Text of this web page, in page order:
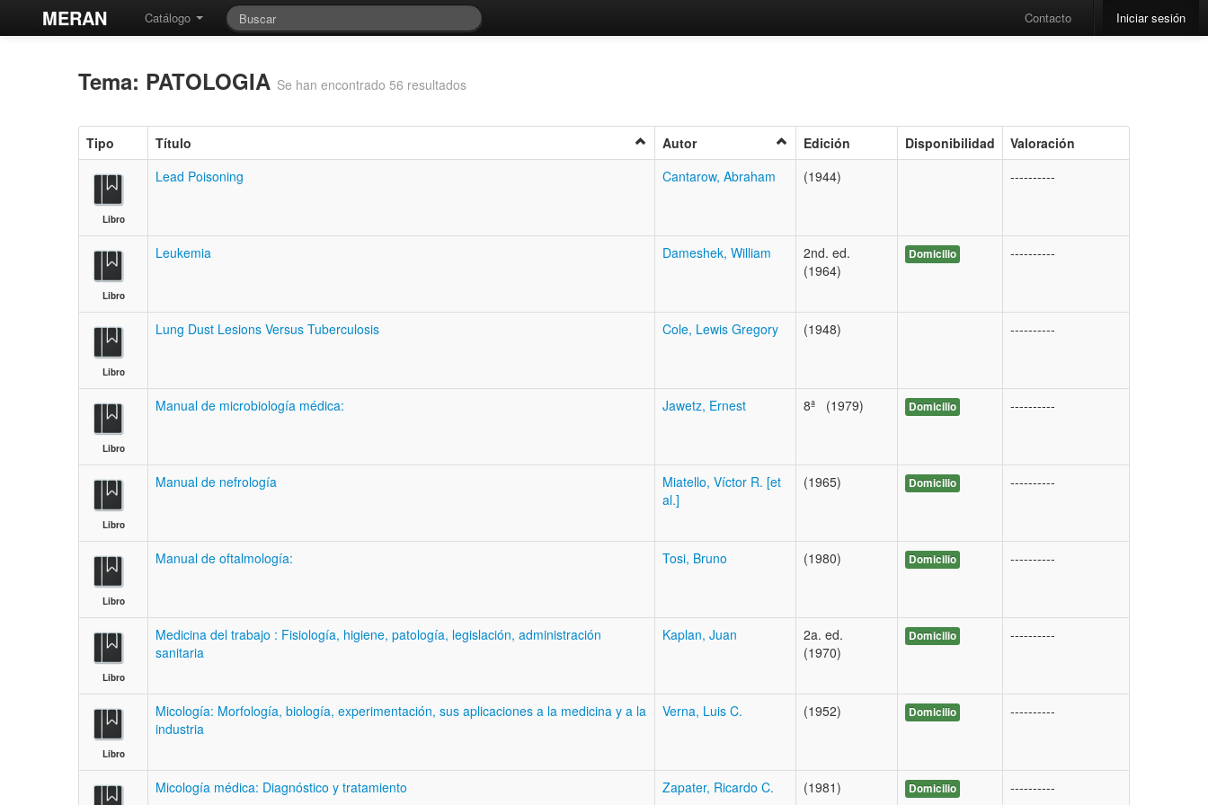
MERAN Catálogo Contacto Iniciar sesión
Tema: PATOLOGIA Se han encontrado 56 resultados
Tipo Título Autor Edición Disponibilidad Valoración
Libro
Lead Poisoning Cantarow, Abraham (1944) ----------
Libro
Leukemia Dameshek, William
2nd. ed.
(1964)
Domicilio ----------
Libro
Lung Dust Lesions Versus Tuberculosis Cole, Lewis Gregory (1948) ----------
Libro
Manual de microbiología médica: Jawetz, Ernest 8ª (1979) Domicilio ----------
Libro
Manual de nefrología
Miatello, Víctor R. [et
al.]
(1965) Domicilio ----------
Libro
Manual de oftalmología: Tosi, Bruno (1980) Domicilio ----------
Libro
Medicina del trabajo : Fisiología, higiene, patología, legislación, administración
sanitaria
Kaplan, Juan
2a. ed.
(1970)
Domicilio ----------
Libro
Micología: Morfología, biología, experimentación, sus aplicaciones a la medicina y a la
industria
Verna, Luis C. (1952) Domicilio ----------
Micología médica: Diagnóstico y tratamiento Zapater, Ricardo C. (1981) Domicilio ----------